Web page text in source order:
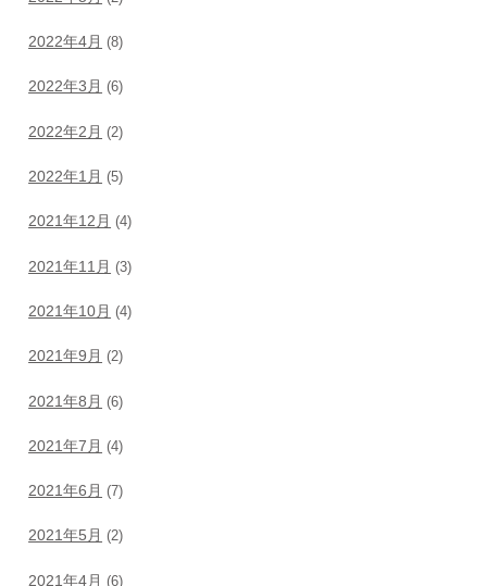
2022年4月 (8)
2022年3月 (6)
2022年2月 (2)
2022年1月 (5)
2021年12月 (4)
2021年11月 (3)
2021年10月 (4)
2021年9月 (2)
2021年8月 (6)
2021年7月 (4)
2021年6月 (7)
2021年5月 (2)
2021年4月 (6)